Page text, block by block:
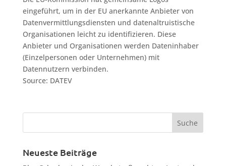
eingeführt, um in der EU anerkannte Anbieter von
Datenvermittlungsdiensten und datenaltruistische
Organisationen leicht zu identifizieren. Diese
Anbieter und Organisationen werden Dateninhaber
(Einzelpersonen oder Unternehmen) mit
Datennutzern verbinden.
Source: DATEV
Neueste Beiträge